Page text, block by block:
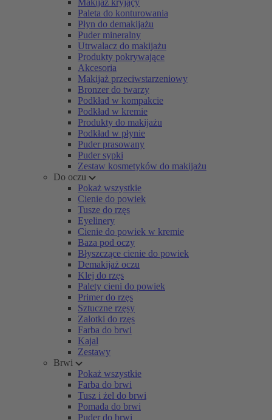
Makijaż kryjący
Paleta do konturowania
Płyn do demakijażu
Puder mineralny
Utrwalacz do makijażu
Produkty pokrywające
Akcesoria
Makijaż przeciwstarzeniowy
Bronzer do twarzy
Podkład w kompakcie
Podkład w kremie
Produkty do makijażu
Podkład w płynie
Puder prasowany
Puder sypki
Zestaw kosmetyków do makijażu
Do oczu
Pokaż wszystkie
Cienie do powiek
Tusze do rzęs
Eyelinery
Cienie do powiek w kremie
Baza pod oczy
Błyszczące cienie do powiek
Demakijaż oczu
Klej do rzęs
Palety cieni do powiek
Primer do rzęs
Sztuczne rzęsy
Zalotki do rzęs
Farba do brwi
Kajal
Zestawy
Brwi
Pokaż wszystkie
Farba do brwi
Tusz i żel do brwi
Pomada do brwi
Puder do brwi